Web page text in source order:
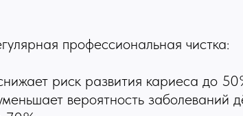
профессиональная чистка:
риск развития кариеса до
вероятность заболеваний